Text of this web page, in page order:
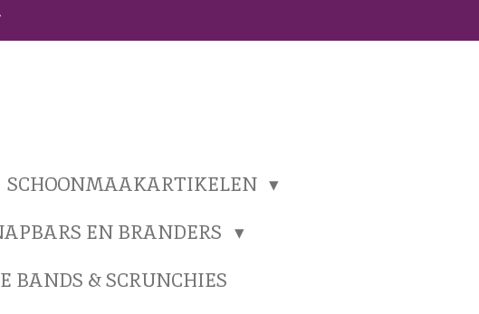
SCHOONMAAKARTIKELEN
EN BRANDERS
BANDS & SCRUNCHIES